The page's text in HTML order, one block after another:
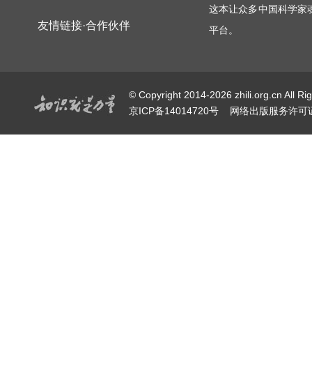
友情链接·合作伙伴
这本让众多中国科学家
平台。
© Copyright 2014-2026 zhili.org.cn All
京ICP备14014720号
网络出版服务许可